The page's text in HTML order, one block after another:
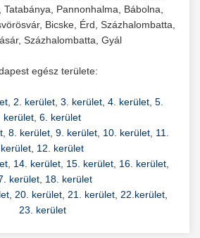
Tatabánya, Pannonhalma, Bábolna,
Bicske, Érd, Százhalombatta,
Százhalombatta, Gyál
egész területe:
2. kerület 3. kerület 4. kerület 5.
kerület 6. kerület
, 8. kerület, 9. kerület, 10. kerület, 11.
kerület 12. kerület
14. kerület 15. kerület 16. kerület
kerület 18. kerület
20. kerület 21. kerület 22.kerület
23. kerület